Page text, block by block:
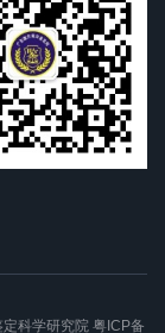
定科学研究院 粤ICP备